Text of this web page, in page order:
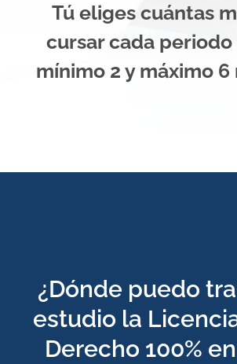
Tú eliges cuántas
cursar cada
mínimo 2 y máximo
¿Dónde puedo
estudio la
Derecho 100%